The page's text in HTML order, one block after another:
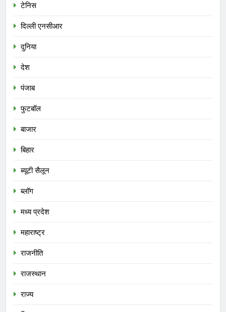
टेनिस
दिल्ली एनसीआर
दुनिया
देश
पंजाब
फुटबॉल
बाजार
बिहार
ब्यूटी सैलून
ब्लॉग
मध्य प्रदेश
महाराष्ट्र
राजनीति
राजस्थान
राज्य